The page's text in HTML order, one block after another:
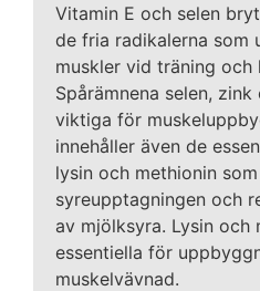
Vitamin E och selen
de fria radikalerna som
muskler vid träning och
Spårämnena selen,
viktiga för
innehåller även de
lysin och methionin
syreupptagningen och
av mjölksyra. Lysin och
essentiella för
muskelvävnad.